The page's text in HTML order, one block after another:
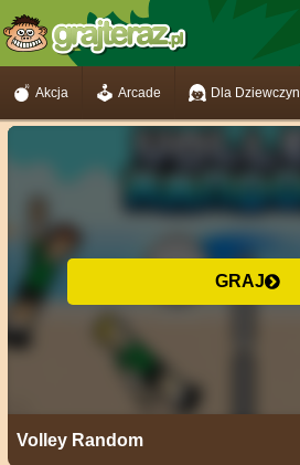
Akcja Arcade Dla Dziewczyn
GRAJ
Volley Random